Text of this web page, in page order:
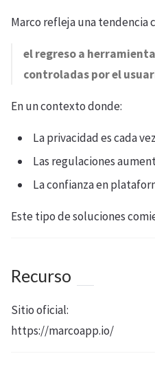
Marco refleja una tendencia
el regreso a
controladas por el
En un contexto donde:
La privacidad es cada
Las regulaciones
La confianza en
Este tipo de soluciones
Recurso
Sitio oficial:
https://marcoapp.io/